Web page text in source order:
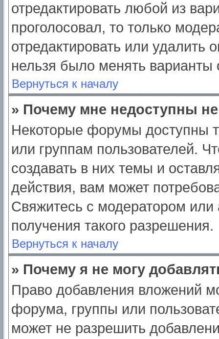
отредактировать любой из
проголосовал, то только
отредактировать или удалить
нельзя было менять варианты
Вернуться к началу
» Почему мне недоступны
Некоторые форумы доступны
или группам пользователей.
создавать в них темы и
действия, вам может
Свяжитесь с модератором
получения такого разрешения.
Вернуться к началу
» Почему я не могу
Право добавления вложений
форума, группы или
может не разрешить